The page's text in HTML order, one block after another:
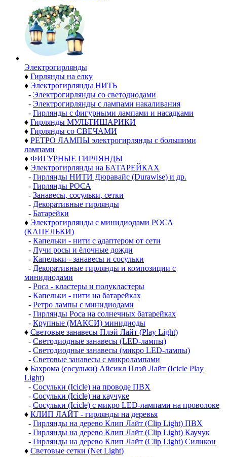
Электро­гирлянды
♦ Гирлянды на елку
♦ Электрогирлянды НИТЬ
- Электрогирлянды со светодиодами
- Электрогирлянды с лампами накаливания
- Гирлянды с фигурными лампами и насадками
♦ Гирлянды МУЛЬТИШАРИКИ
♦ Гирлянды со СВЕЧАМИ
♦ РЕТРО ЛАМПЫ электрогирлянды с большими
лампами
♦ ФИГУРНЫЕ ГИРЛЯНДЫ
♦ Электрогирлянды на БАТАРЕЙКАХ
- Гирлянды НИТИ Дюравайс (Durawise) и др.
- Гирлянды РОСА
- Занавесы, сосульки, сетки
- Декоративные гирлянды
- Батарейки
♦ Электрогирлянды с минидиодами РОСА
(КАПЕЛЬКИ)
- Капельки - нити с адаптером от сети
- Лучи росы и ёлочные дожди
- Капельки - занавесы и сосульки
- Декоративные гирлянды и композиции с
минидиодами
- Роса - кластеры и полукластеры
- Капельки - нити на батарейках
- Ретро лампы с минидиодами
- Гирлянды Роса на солнечных батарейках
- Крупные (МАКСИ) минидиоды
♦ Световые занавесы Плэй Лайт (Play Light)
- Светодиодные занавесы (LED-лампы)
- Светодиодные занавесы (микро LED-лампы)
- Световые занавесы с микролампами
♦ Бахрома (сосульки) Айсикл Плэй Лайт (Icicle Play
Light)
- Сосульки (Icicle) на проводе ПВХ
- Сосульки (Icicle) на каучуке
- Сосульки (Icicle) с микро LED-лампами на проволоке
♦ КЛИП ЛАЙТ - гирлянды на деревья
- Гирлянды на дерево Клип Лайт (Clip Light) ПВХ
- Гирлянды на дерево Клип Лайт (Clip Light) Каучук
- Гирлянды на дерево Клип Лайт (Clip Light) Силикон
♦ Световые сетки (Net Light)